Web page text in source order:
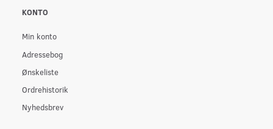
KONTO
Min konto
Adressebog
Ønskeliste
Ordrehistorik
Nyhedsbrev